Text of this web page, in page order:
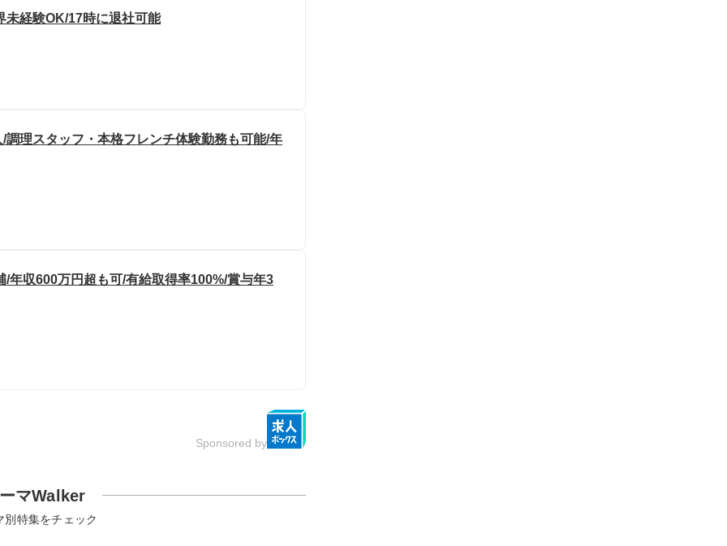
未経験OK/17時に退社可能
理スタッフ・本格フレンチ体験勤務も可能/年
年収600万円超も可/有給取得率100%/賞与年3
Sponsored by
マWalker
別特集をチェック